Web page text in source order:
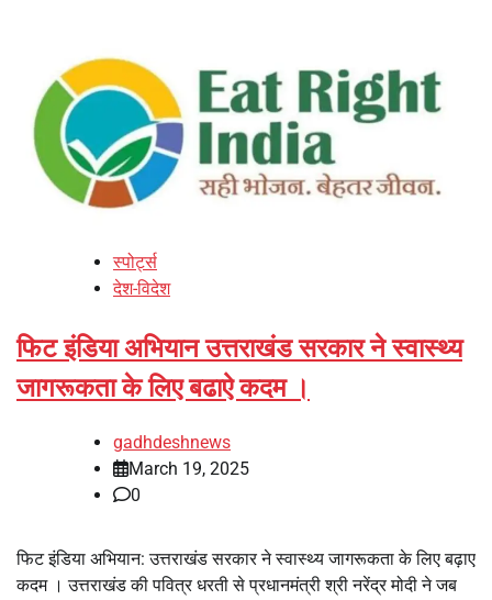
स्पोर्ट्स
देश-विदेश
फिट इंडिया अभियान उत्तराखंड सरकार ने स्वास्थ्य
जागरूकता के लिए बढाऐ कदम ।
gadhdeshnews
March 19, 2025
0
फिट इंडिया अभियान: उत्तराखंड सरकार ने स्वास्थ्य जागरूकता के लिए बढ़ाए
कदम । उत्तराखंड की पवित्र धरती से प्रधानमंत्री श्री नरेंद्र मोदी ने जब